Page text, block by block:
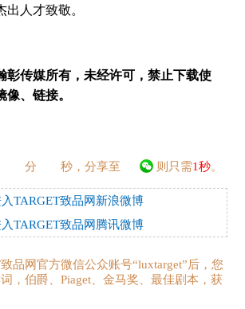
人才致敬。
传媒所有，未经许可，禁止下载使
像、链接。
分 秒，分享至 则只需1秒。
TARGET致品网新浪微博
TARGET致品网腾讯微博
网官方微信公众账号“luxtarget”后，您
，伯爵、Piaget、金马奖、最佳剧本，获